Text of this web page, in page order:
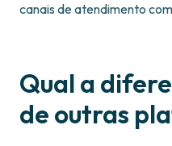
canais de atendimento
Qual a
de outras